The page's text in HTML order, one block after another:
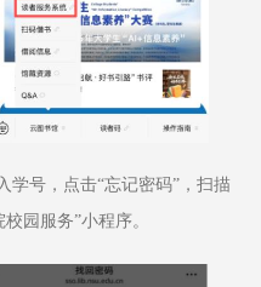
学号，点击“忘记密码”，扫描
园服务”小程序。